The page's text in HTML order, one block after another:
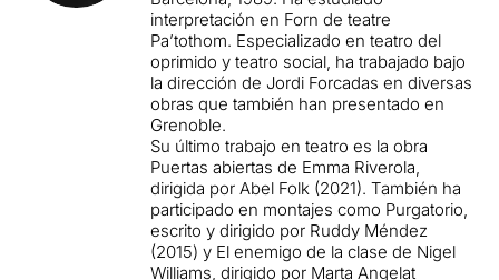
interpretación en Forn de teatre
Pa’tothom. Especializado en teatro del
oprimido y teatro social, ha trabajado bajo
la dirección de Jordi Forcadas en diversas
obras que también han presentado en
Grenoble.
Su último trabajo en teatro es la obra
Puertas abiertas de Emma Riverola,
dirigida por Abel Folk (2021). También ha
participado en montajes como Purgatorio,
escrito y dirigido por Ruddy Méndez
(2015) y El enemigo de la clase de Nigel
Williams, dirigido por Marta Angelat